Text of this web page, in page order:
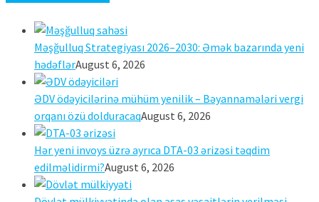
Məşğulluq Strategiyası 2026–2030: Əmək bazarında yeni
hədəflərAugust 6, 2026
ƏDV ödəyicilərinə mühüm yenilik – Bəyannamələri vergi
orqanı özü dolduracaqAugust 6, 2026
Hər yeni invoys üzrə ayrıca DTA-03 ərizəsi təqdim
edilməlidirmi?August 6, 2026